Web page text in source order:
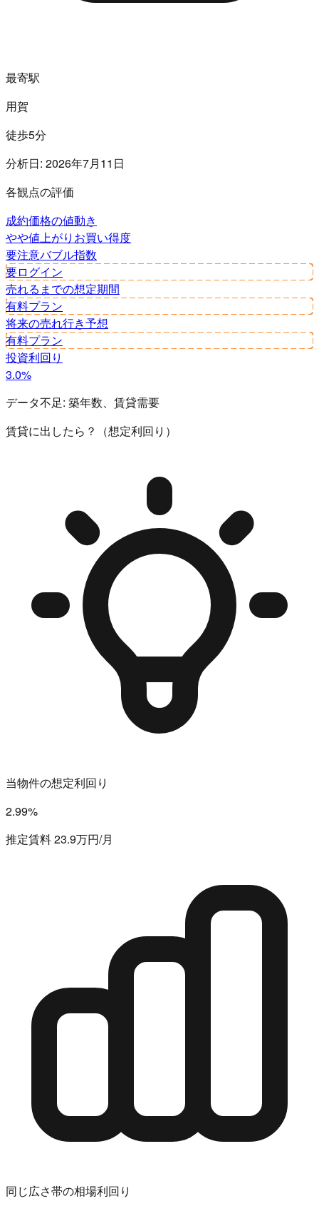
最寄駅
用賀
徒歩5分
分析日: 2026年7月11日
各観点の評価
成約価格の値動き
やや値上がり お買い得度
要注意バブル指数
要ログイン
売れるまでの想定期間
有料プラン
将来の売れ行き予想
有料プラン
投資利回り
3.0%
データ不足: 築年数、賃貸需要
賃貸に出したら？（想定利回り）
当物件の想定利回り
2.99%
推定賃料 23.9万円/月
同じ広さ帯の相場利回り